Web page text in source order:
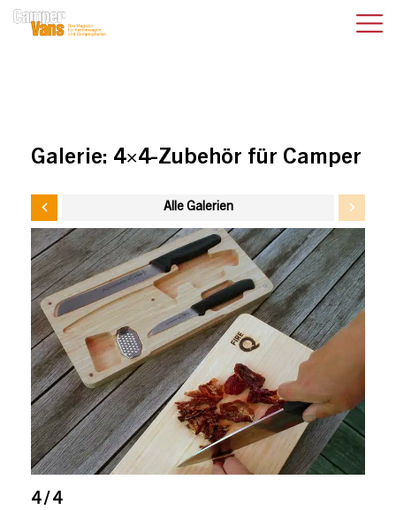
Galerie: 4×4-Zubehör für Camper
Alle Galerien
4 / 4